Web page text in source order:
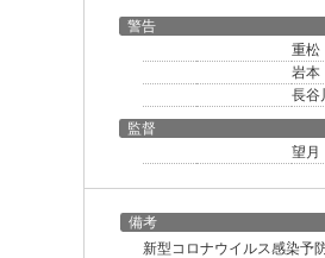
警告
重
岩
長
監督
望
備考
新型コロナウイルス感染予